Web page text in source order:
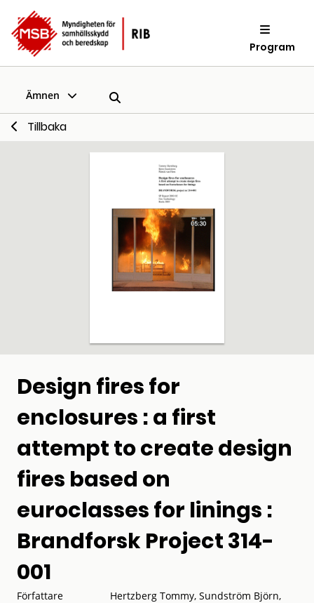
Program
Ämnen
Tillbaka
Design fires for
enclosures : a first
attempt to create design
fires based on
euroclasses for linings :
Brandforsk Project 314-
001
Författare
Hertzberg Tommy, Sundström Björn,